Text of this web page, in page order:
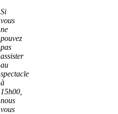
Si
vous
ne
pouvez
pas
assister
au
spectacle
à
15h00,
nous
vous